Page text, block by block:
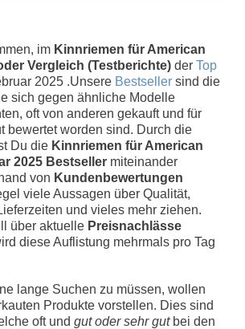
im Kinnriemen für American
Vergleich (Testberichte) der Top
2025 .Unsere Bestseller sind die
sich gegen ähnliche Modelle
oft von anderen gekauft und für
bewertet worden sind. Durch die
Du die Kinnriemen für American
2025 Bestseller miteinander
von Kundenbewertungen
viele Aussagen über Qualität,
und vieles mehr ziehen.
über aktuelle Preisnachlässe
diese Auflistung mehrmals pro Tag
lange Suchen zu müssen, wollen
Produkte vorstellen. Dies sind
oft und gut oder sehr gutbei den